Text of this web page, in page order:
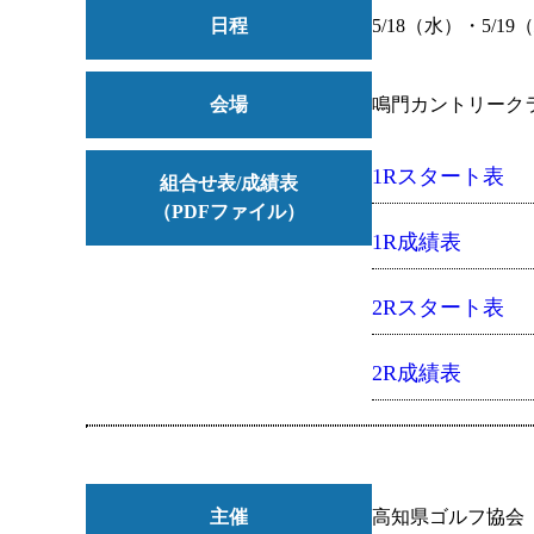
日程 5/18（水）・5/19（
会場 鳴門カントリーク
組合せ表/成績表
（PDFファイル）
1Rスタート表
1R成績表
2Rスタート表
2R成績表
主催 高知県ゴルフ協会